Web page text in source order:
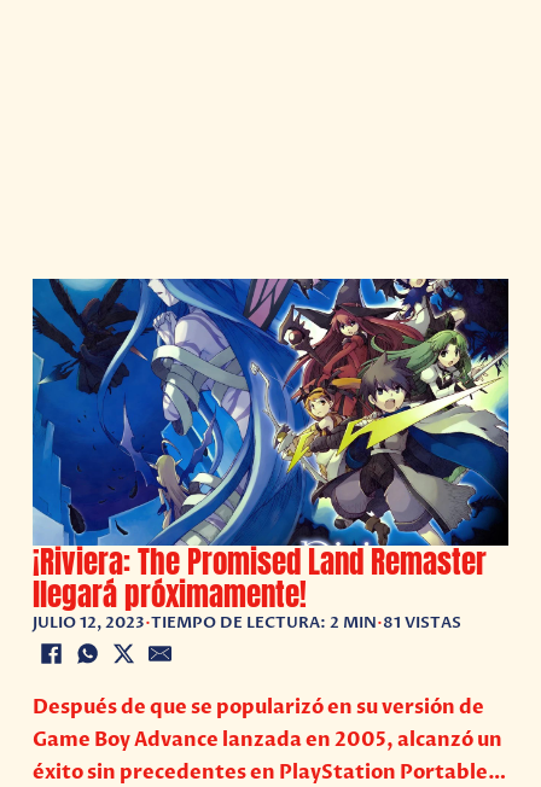
¡Riviera: The Promised Land Remaster
llegará próximamente!
JULIO 12, 2023•TIEMPO DE LECTURA: 2 MIN•81 VISTAS
Después de que se popularizó en su versión de
Game Boy Advance lanzada en 2005, alcanzó un
éxito sin precedentes en PlayStation Portable…